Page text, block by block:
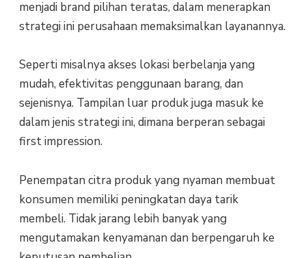
menjadi brand pilihan teratas, dalam menerapkan
strategi ini perusahaan memaksimalkan layanannya.
Seperti misalnya akses lokasi berbelanja yang
mudah, efektivitas penggunaan barang, dan
sejenisnya. Tampilan luar produk juga masuk ke
dalam jenis strategi ini, dimana berperan sebagai
first impression.
Penempatan citra produk yang nyaman membuat
konsumen memiliki peningkatan daya tarik
membeli. Tidak jarang lebih banyak yang
mengutamakan kenyamanan dan berpengaruh ke